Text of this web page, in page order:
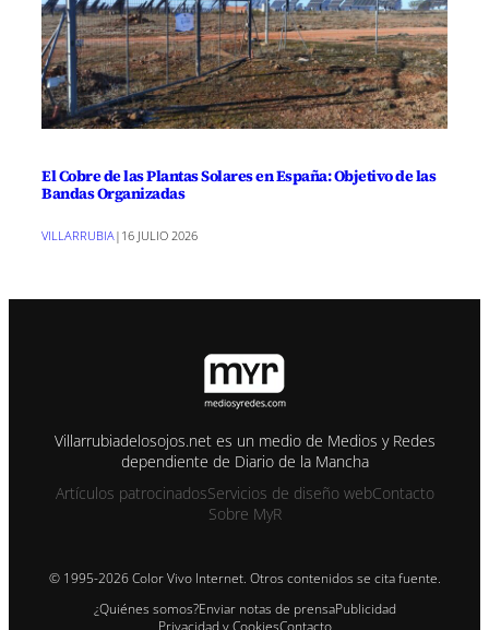
El Cobre de las Plantas Solares en España: Objetivo de las
Bandas Organizadas
VILLARRUBIA| 16 JULIO 2026
Villarrubiadelosojos.net es un medio de Medios y Redes
dependiente de Diario de la Mancha
Artículos patrocinadosServicios de diseño webContacto
Sobre MyR
© 1995-2026 Color Vivo Internet. Otros contenidos se cita fuente.
¿Quiénes somos?Enviar notas de prensaPublicidad
Privacidad y CookiesContacto